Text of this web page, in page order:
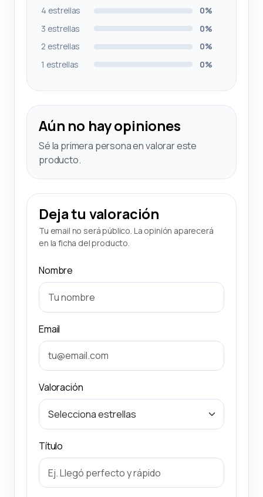
4 estrellas
0%
3 estrellas
0%
2 estrellas
0%
1 estrellas
0%
Aún no hay opiniones
Sé la primera persona en valorar este
producto.
Deja tu valoración
Tu email no será público. La opinión aparecerá
en la ficha del producto.
Nombre
Email
Valoración
Título